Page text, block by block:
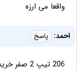
واقعا می ارزه
احمد: پاسخ
206 تیپ 2